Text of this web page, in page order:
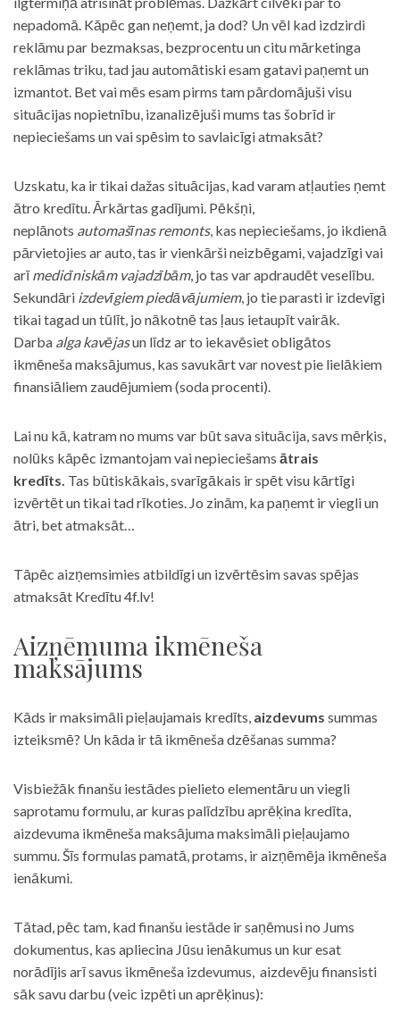
nepadomā. Kāpēc gan neņemt, ja dod? Un vēl kad izdzirdi
reklāmu par bezmaksas, bezprocentu un citu mārketinga
reklāmas triku, tad jau automātiski esam gatavi paņemt un
izmantot. Bet vai mēs esam pirms tam pārdomājuši visu
situācijas nopietnību, izanalizējuši mums tas šobrīd ir
nepieciešams un vai spēsim to savlaicīgi atmaksāt?
Uzskatu, ka ir tikai dažas situācijas, kad varam atļauties ņemt
ātro kredītu. Ārkārtas gadījumi. Pēkšņi,
neplānots automašīnas remonts, kas nepieciešams, jo ikdienā
pārvietojies ar auto, tas ir vienkārši neizbēgami, vajadzīgi vai
arīmedicīniskām vajadzībām, jo tas var apdraudēt veselību.
Sekundāri izdevīgiem piedāvājumiem, jo tie parasti ir izdevīgi
tikai tagad un tūlīt, jo nākotnē tas ļaus ietaupīt vairāk.
Darba alga kavējasun līdz ar to iekavēsiet obligātos
ikmēneša maksājumus, kas savukārt var novest pie lielākiem
finansiāliem zaudējumiem (soda procenti).
Lai nu kā, katram no mums var būt sava situācija, savs mērķis,
nolūks kāpēc izmantojam vai nepieciešams ātrais
kredīts. Tas būtiskākais, svarīgākais ir spēt visu kārtīgi
izvērtēt un tikai tad rīkoties. Jo zinām, ka paņemt ir viegli un
ātri, bet atmaksāt…
Tāpēc aizņemsimies atbildīgi un izvērtēsim savas spējas
atmaksāt Kredītu 4f.lv!
Aizņēmuma ikmēneša
maksājums
Kāds ir maksimāli pieļaujamais kredīts, aizdevums summas
izteiksmē? Un kāda ir tā ikmēneša dzēšanas summa?
Visbiežāk finanšu iestādes pielieto elementāru un viegli
saprotamu formulu, ar kuras palīdzību aprēķina kredīta,
aizdevuma ikmēneša maksājuma maksimāli pieļaujamo
summu. Šīs formulas pamatā, protams, ir aizņēmēja ikmēneša
ienākumi.
Tātad, pēc tam, kad finanšu iestāde ir saņēmusi no Jums
dokumentus, kas apliecina Jūsu ienākumus un kur esat
norādījis arī savus ikmēneša izdevumus, aizdevēju finansisti
sāk savu darbu (veic izpēti un aprēķinus):